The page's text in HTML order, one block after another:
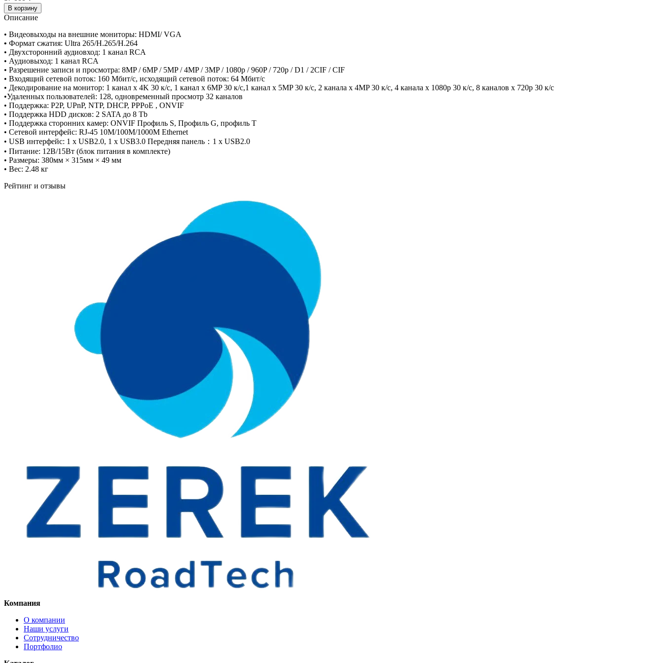
В корзину
Описание
• Видеовыходы на внешние мониторы: HDMI/ VGA
• Формат сжатия: Ultra 265/H.265/H.264
• Двухсторонний аудиовход: 1 канал RCA
• Аудиовыход: 1 канал RCA
• Разрешение записи и просмотра: 8MP / 6MP / 5MP / 4MP / 3МP / 1080p / 960P / 720p / D1 / 2CIF / CIF
• Входящий сетевой поток: 160 Мбит/с, исходящий сетевой поток: 64 Мбит/с
• Декодирование на монитор: 1 канал x 4K 30 к/с, 1 канал x 6MP 30 к/с,1 канал x 5MP 30 к/с, 2 канала x 4MP 30 к/с, 4 канала x 1080p 30 к/с, 8 каналов x 720p 30 к/с
•Удаленных пользователей: 128, одновременный просмотр 32 каналов
• Поддержка: P2P, UPnP, NTP, DHCP, PPPoE , ONVIF
• Поддержка HDD дисков: 2 SATA до 8 Tb
• Поддержка сторонних камер: ONVIF Профиль S, Профиль G, профиль T
• Сетевой интерфейс: RJ-45 10M/100M/1000M Ethernet
• USB интерфейс: 1 x USB2.0, 1 x USB3.0 Передняя панель：1 x USB2.0
• Питание: 12В/15Вт (блок питания в комплекте)
• Размеры: 380мм × 315мм × 49 мм
• Вес: 2.48 кг
Рейтинг и отзывы
Компания
О компании
Наши услуги
Сотрудничество
Портфолио